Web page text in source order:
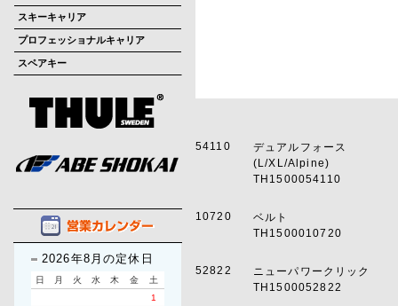
スキーキャリア
プロフェッショナルキャリア
スペアキー
2026年8月の定休日
日 月 火 水 木 金
土
1
54110
デュアルフォース
(L/XL/Alpine)
TH1500054110
10720 ベルト
TH1500010720
52822 ニューパワークリック
TH1500052822